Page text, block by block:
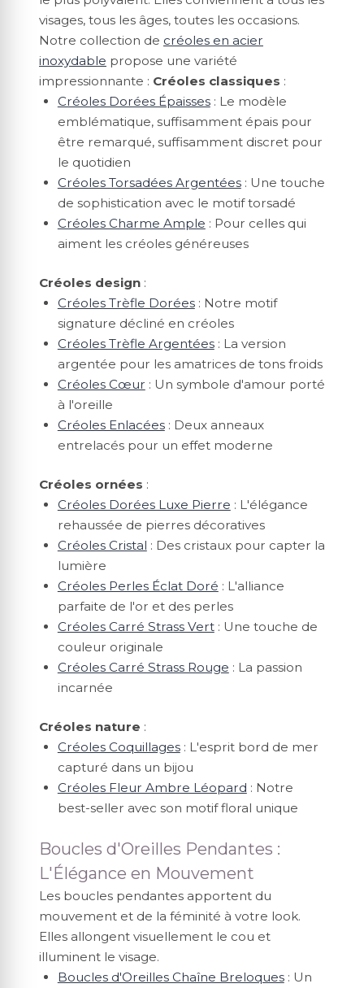
visages, tous les âges, toutes les occasions.
Notre collection de créoles en acier
inoxydable propose une variété
impressionnante : Créoles classiques :
Créoles Dorées Épaisses: Le modèle
emblématique, suffisamment épais pour
être remarqué, suffisamment discret pour
le quotidien
Créoles Torsadées Argentées: Une touche
de sophistication avec le motif torsadé
Créoles Charme Ample : Pour celles qui
aiment les créoles généreuses
Créoles design :
Créoles Trèfle Dorées: Notre motif
signature décliné en créoles
Créoles Trèfle Argentées: La version
argentée pour les amatrices de tons froids
Créoles Cœur : Un symbole d'amour porté
à l'oreille
Créoles Enlacées: Deux anneaux
entrelacés pour un effet moderne
Créoles ornées :
Créoles Dorées Luxe Pierre : L'élégance
rehaussée de pierres décoratives
Créoles Cristal : Des cristaux pour capter la
lumière
Créoles Perles Éclat Doré : L'alliance
parfaite de l'or et des perles
Créoles Carré Strass Vert: Une touche de
couleur originale
Créoles Carré Strass Rouge : La passion
incarnée
Créoles nature :
Créoles Coquillages: L'esprit bord de mer
capturé dans un bijou
Créoles Fleur Ambre Léopard : Notre
best-seller avec son motif floral unique
Boucles d'Oreilles Pendantes :
L'Élégance en Mouvement
Les boucles pendantes apportent du
mouvement et de la féminité à votre look.
Elles allongent visuellement le cou et
illuminent le visage.
Boucles d'Oreilles Chaîne Breloques: Un